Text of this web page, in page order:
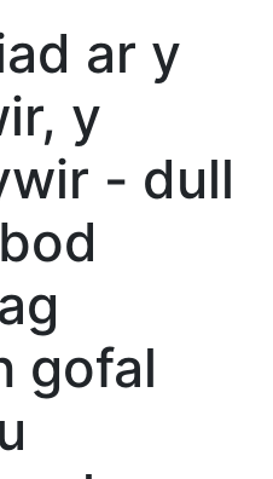
ar y
y
- dull
gofal